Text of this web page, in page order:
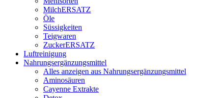
MilchERSATZ
Öle
Süssigkeiten
Teigwaren
ZuckerERSATZ
Luftreinigung
Nahrungsergänzungsmittel
Alles anzeigen aus Nahrungsergänzungsmittel
Aminosäuren
Cayenne Extrakte